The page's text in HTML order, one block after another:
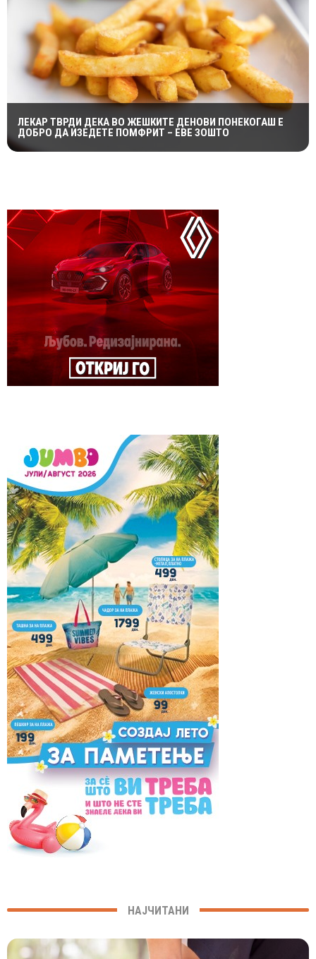
ЛЕКАР ТВРДИ ДЕКА ВО ЖЕШКИТЕ ДЕНОВИ ПОНЕКОГАШ Е
ДОБРО ДА ИЗЕДЕТЕ ПОМФРИТ – ЕВЕ ЗОШТО
НАЈЧИТАНИ